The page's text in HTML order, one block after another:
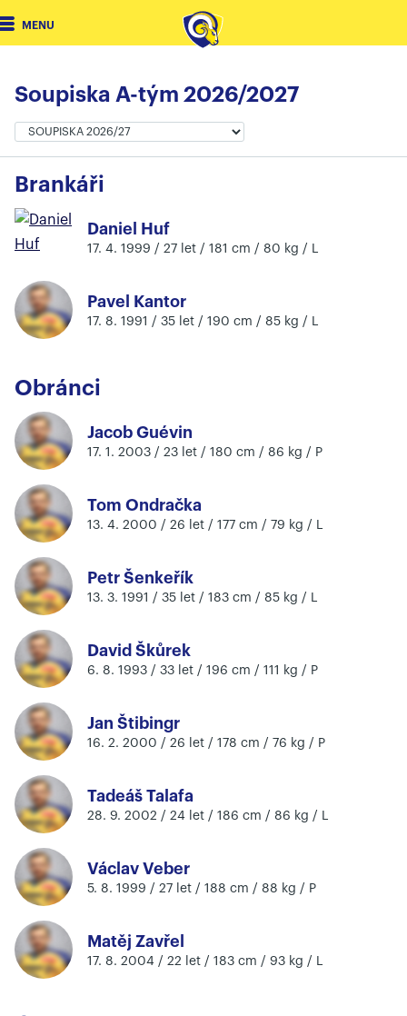
MENU
Soupiska A-tým 2026/2027
Brankáři
Daniel Huf
17. 4. 1999 / 27 let / 181 cm / 80 kg / L
Pavel Kantor
17. 8. 1991 / 35 let / 190 cm / 85 kg / L
Obránci
Jacob Guévin
17. 1. 2003 / 23 let / 180 cm / 86 kg / P
Tom Ondračka
13. 4. 2000 / 26 let / 177 cm / 79 kg / L
Petr Šenkeřík
13. 3. 1991 / 35 let / 183 cm / 85 kg / L
David Škůrek
6. 8. 1993 / 33 let / 196 cm / 111 kg / P
Jan Štibingr
16. 2. 2000 / 26 let / 178 cm / 76 kg / P
Tadeáš Talafa
28. 9. 2002 / 24 let / 186 cm / 86 kg / L
Václav Veber
5. 8. 1999 / 27 let / 188 cm / 88 kg / P
Matěj Zavřel
17. 8. 2004 / 22 let / 183 cm / 93 kg / L